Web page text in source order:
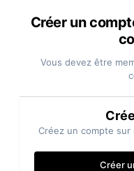
Créer un
Vous devez être
Créez un compte sur
Créer